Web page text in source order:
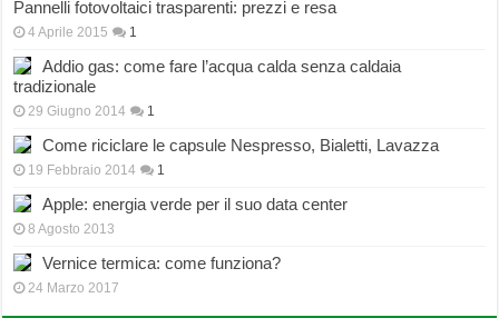
Pannelli fotovoltaici trasparenti: prezzi e resa
4 Aprile 2015 1
Addio gas: come fare l’acqua calda senza caldaia
tradizionale
29 Giugno 2014 1
Come riciclare le capsule Nespresso, Bialetti, Lavazza
19 Febbraio 2014 1
Apple: energia verde per il suo data center
8 Agosto 2013
Vernice termica: come funziona?
24 Marzo 2017